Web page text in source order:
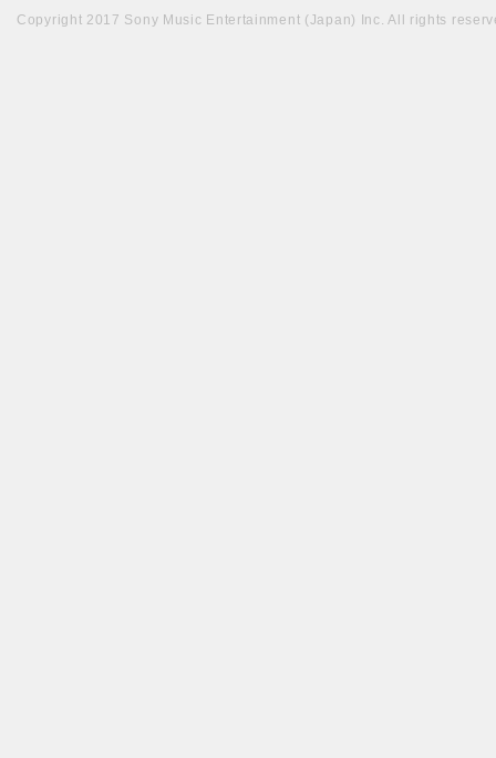
Copyright 2017 Sony Music Entertainment (Japan) Inc. All rights